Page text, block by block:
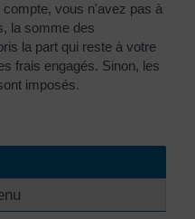
vous n'avez pas à
la somme des
la part qui reste à votre
frais engagés. Sinon, les
imposés.